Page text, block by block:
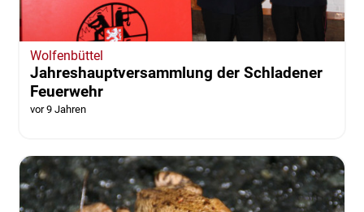
Wolfenbüttel
Jahreshauptversammlung der Schladener
Feuerwehr
vor 9 Jahren